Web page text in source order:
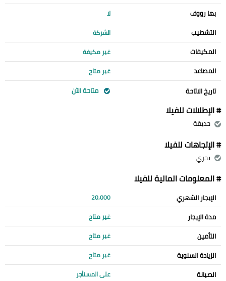
بها رووف لا
التشطيب الشركة
المكيفات غير مكيفة
المصاعد غير متاح
تاريخ الاتاحة متاحة الآن
# الإطلالات للفيلا
حديقة
# الإتجاهات للفيلا
بحري
# المعلومات المالية للفيلا
الإيجار الشهري 20,000
مدة الإيجار غير متاح
التأمين غير متاح
الزيادة السنوية غير متاح
الصيانة على المستأجر